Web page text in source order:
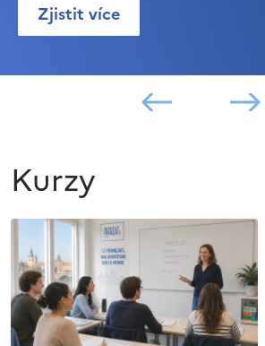
Zjistit více
Kurzy